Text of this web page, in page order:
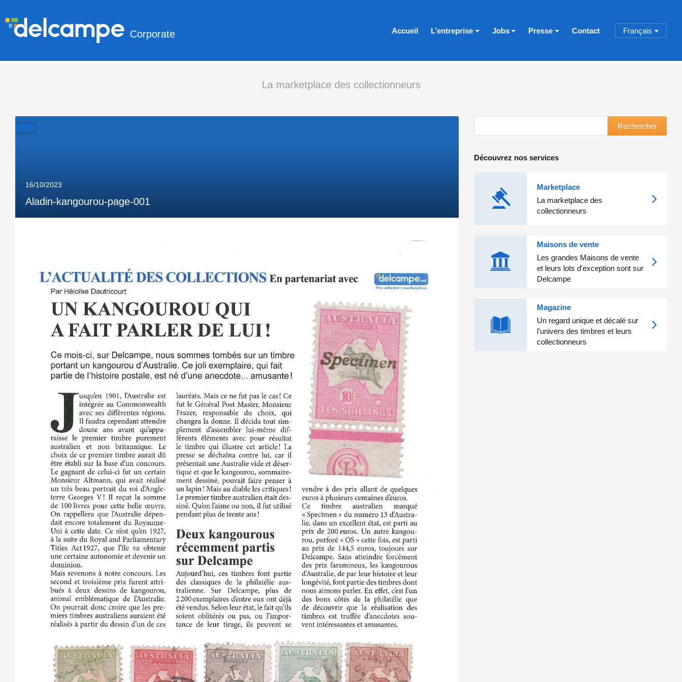
Corporate Accueil L’entreprise Jobs Presse Contact Français
La marketplace des collectionneurs
16/10/2023
Aladin-kangourou-page-001
Rechercher
Découvrez nos services
Marketplace
La marketplace des
collectionneurs
Maisons de vente
Les grandes Maisons de vente
et leurs lots d'exception sont sur
Delcampe
Magazine
Un regard unique et décalé sur
l'univers des timbres et leurs
collectionneurs